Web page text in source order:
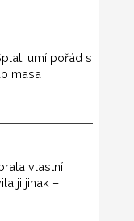
umí pořád s
masa
vlastní
ji jinak –